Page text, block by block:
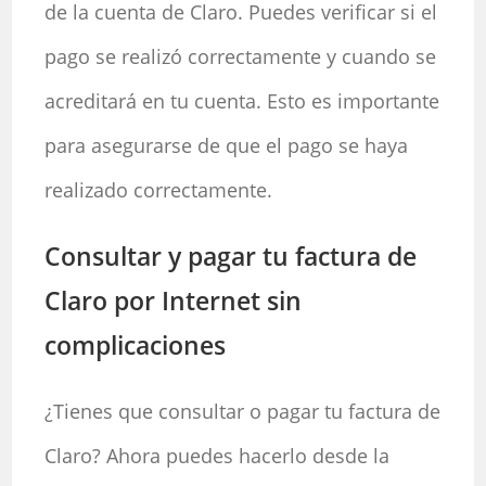
de la cuenta de Claro. Puedes verificar si el
pago se realizó correctamente y cuando se
acreditará en tu cuenta. Esto es importante
para asegurarse de que el pago se haya
realizado correctamente.
Consultar y pagar tu factura de
Claro por Internet sin
complicaciones
¿Tienes que consultar o pagar tu factura de
Claro? Ahora puedes hacerlo desde la